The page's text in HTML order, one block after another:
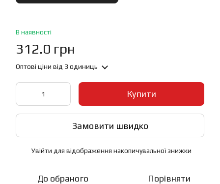
В наявності
312.0 грн
Оптові ціни від 3 одиниць
Купити
Замовити швидко
Увійти для відображення накопичувальної знижки
До обраного Порівняти